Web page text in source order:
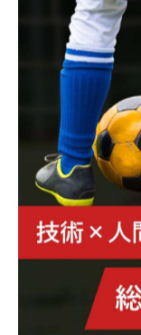
#いろはいえ
#ジュニアユース
#ジュニアサッカ
#adidas
#adidasfootball